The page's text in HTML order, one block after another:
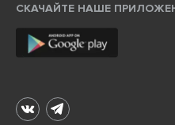
СКАЧАЙТЕ НАШЕ